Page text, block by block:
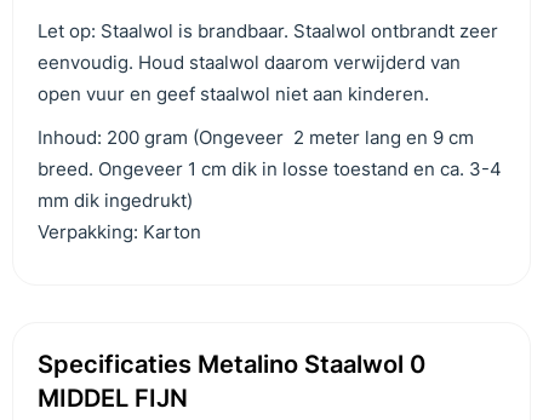
Let op: Staalwol is brandbaar. Staalwol ontbrandt zeer
eenvoudig. Houd staalwol daarom verwijderd van
open vuur en geef staalwol niet aan kinderen.
Inhoud: 200 gram (Ongeveer 2 meter lang en 9 cm
breed. Ongeveer 1 cm dik in losse toestand en ca. 3-4
mm dik ingedrukt)
Verpakking: Karton
Specificaties Metalino Staalwol 0
MIDDEL FIJN